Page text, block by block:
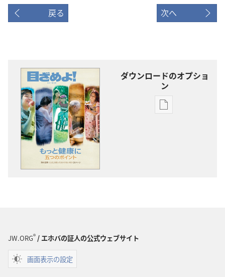
戻る 次へ
ダウンロードのオプショ
ン
出
JW.ORG®/ エホバの証人の公式ウェブサイト
画面表示の設定